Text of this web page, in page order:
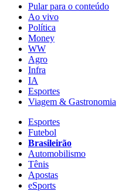
Pular para o conteúdo
Ao vivo
Política
Money
WW
Agro
Infra
IA
Esportes
Viagem & Gastronomia
Esportes
Futebol
Brasileirão
Automobilismo
Tênis
Apostas
eSports